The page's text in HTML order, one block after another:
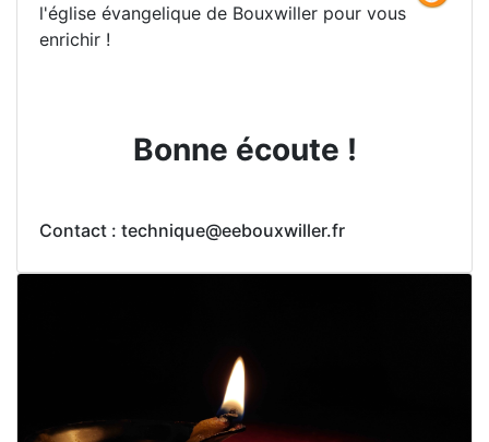
l'église évangelique de Bouxwiller pour vous
enrichir !
Bonne écoute !
Contact : technique@eebouxwiller.fr